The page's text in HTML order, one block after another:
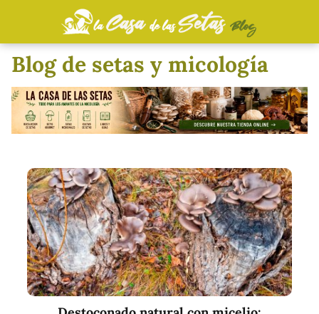
Blog de setas y micología